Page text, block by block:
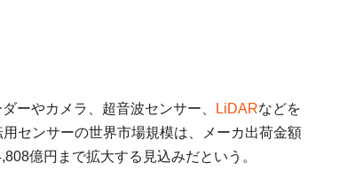
ーやカメラ、超音波センサー、 LiDARなどを
センサーの世界市場規模は、メーカ出荷金額
億円まで拡大する見込みだという。